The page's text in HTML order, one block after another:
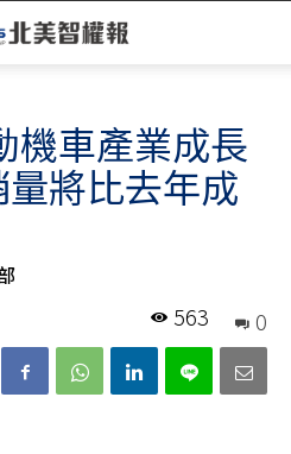
機車產業成長
將比去年成
0
563